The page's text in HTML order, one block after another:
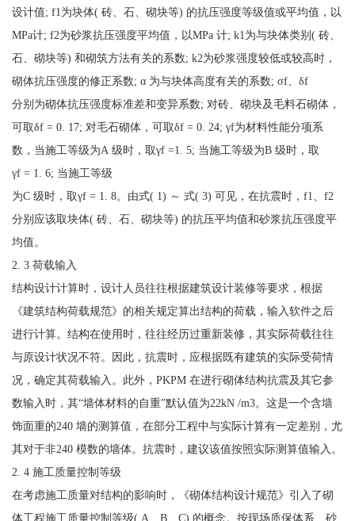
设计值; f1为块体( 砖、石、砌块等) 的抗压强度等级值或平均值，以
MPa计; f2为砂浆抗压强度平均值，以MPa 计; k1为与块体类别( 砖、
石、砌块等) 和砌筑方法有关的系数; k2为砂浆强度较低或较高时，
砌体抗压强度的修正系数; α 为与块体高度有关的系数; σf、δf
分别为砌体抗压强度标准差和变异系数; 对砖、砌块及毛料石砌体，
可取δf = 0. 17; 对毛石砌体，可取δf = 0. 24; γf为材料性能分项系
数，当施工等级为A 级时，取γf =1. 5; 当施工等级为B 级时，取
γf = 1. 6; 当施工等级
为C 级时，取γf = 1. 8。由式( 1) ～ 式( 3) 可见，在抗震时，f1、f2
分别应该取块体( 砖、石、砌块等) 的抗压平均值和砂浆抗压强度平
均值。
2. 3 荷载输入
结构设计计算时，设计人员往往根据建筑设计装修等要求，根据
《建筑结构荷载规范》的相关规定算出结构的荷载，输入软件之后
进行计算。结构在使用时，往往经历过重新装修，其实际荷载往往
与原设计状况不符。因此，抗震时，应根据既有建筑的实际受荷情
况，确定其荷载输入。此外，PKPM 在进行砌体结构抗震及其它参
数输入时，其“墙体材料的自重”默认值为22kN /m3。这是一个含墙
饰面重的240 墙的测算值，在部分工程中与实际计算有一定差别，尤
其对于非240 模数的墙体。抗震时，建议该值按照实际测算值输入。
2. 4 施工质量控制等级
在考虑施工质量对结构的影响时，《砌体结构设计规范》引入了砌
体工程施工质量控制等级( A、B、C) 的概念。按现场质保体系、砂